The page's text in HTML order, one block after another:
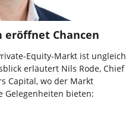
eröffnet Chancen
Equity-Markt ist ungleich
erläutert Nils Rode, Chief
Capital, wo der Markt
Gelegenheiten bieten: